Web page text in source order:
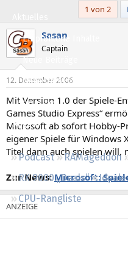
Empfohlene Inhalte
Neue Beiträge
Neueste Aktivitäten
Leserartikel
Regeln
Podcast RAMageddon
RX 9000 „Deals“
Ideale
CPU-Rangliste
e
l
l
e
r
l
t
m
1 von 2
Sasan
Captain
12. Dezember 2006
Mit Version 1.0 der Spiele-
Games Studio Express“
Microsoft ab sofort Hobby-
eigener Spiele für Windows
Titel dann auch spielen will,
Zur News:Microsoft: